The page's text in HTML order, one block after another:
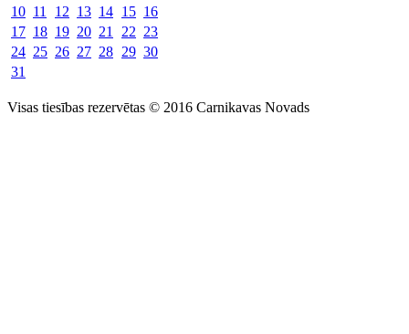
10 11 12 13 14 15 16
17 18 19 20 21 22 23
24 25 26 27 28 29 30
31
Visas tiesības rezervētas © 2016 Carnikavas Novads